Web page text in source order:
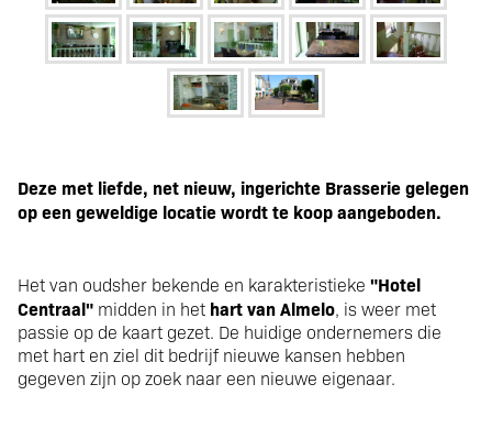
StadsBrasserie "in het
Hart van de stad"
Deze met liefde, net nieuw, ingerichte Brasserie gelegen
op een geweldige locatie wordt te koop aangeboden.
Het van oudsher bekende en karakteristieke "Hotel
Centraal" midden in het hart van Almelo, is weer met
passie op de kaart gezet. De huidige ondernemers die
met hart en ziel dit bedrijf nieuwe kansen hebben
gegeven zijn op zoek naar een nieuwe eigenaar.